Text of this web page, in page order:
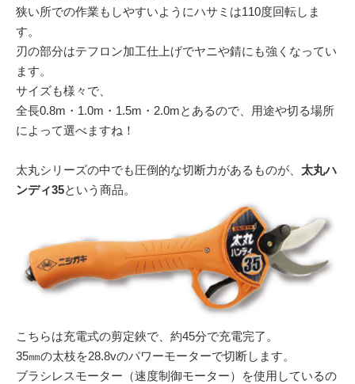
狭い所での作業もしやすいようにハサミは110度回転しま
す。
刃の部分はテフロン加工仕上げでヤニや錆にも強くなってい
ます。
サイズも様々で、
全長0.8m・1.0m・1.5m・2.0mとあるので、用途や切る場所
によって選べますね！
太丸シリーズの中でも圧倒的な切断力があるものが、 太丸ハ
ンディ35という商品。
こちらは充電式の剪定鋏で、約45分で充電完了。
35㎜の太枝を28.8vのパワーモーターで切断します。
ブラシレスモーター（速度制御モーター）を使用しているの